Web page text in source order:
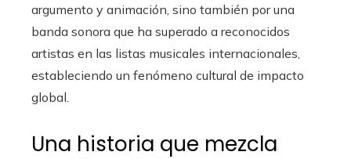
argumento y animación, sino también por una
banda sonora que ha superado a reconocidos
artistas en las listas musicales internacionales,
estableciendo un fenómeno cultural de impacto
global.
Una historia que mezcla